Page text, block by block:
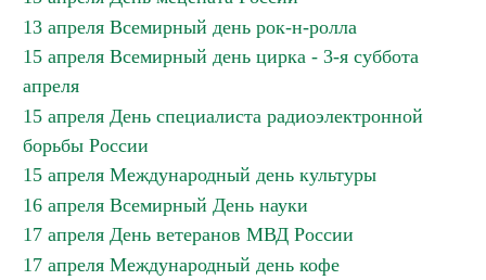
13 апреля Всемирный день рок-н-ролла
15 апреля Всемирный день цирка - 3-я суббота
апреля
15 апреля День специалиста радиоэлектронной
борьбы России
15 апреля Международный день культуры
16 апреля Всемирный День науки
17 апреля День ветеранов МВД России
17 апреля Международный день кофе